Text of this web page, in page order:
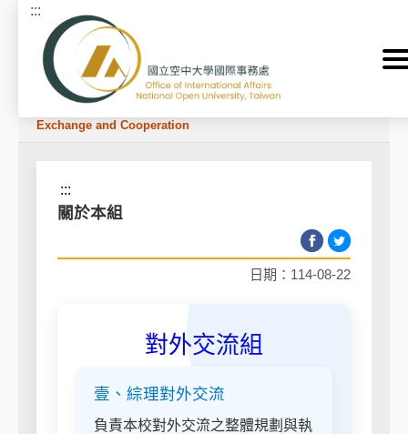
跳到主要內容區塊
:::
>關於本處 About
Exchange and Cooperation
:::
關於本組
日期：114-08-22
對外交流組
壹、綜理對外交流
負責本校對外交流之整體規劃與執